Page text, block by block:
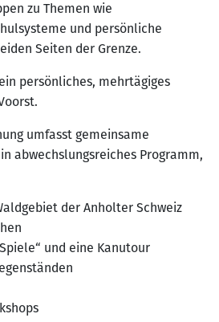
zu Themen wie
und persönliche
Seiten der Grenze.
persönliches, mehrtägiges
umfasst gemeinsame
abwechslungsreiches Programm,
der Anholter Schweiz
und eine Kanutour